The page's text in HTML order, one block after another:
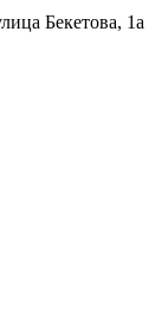
Бекетова, 1а